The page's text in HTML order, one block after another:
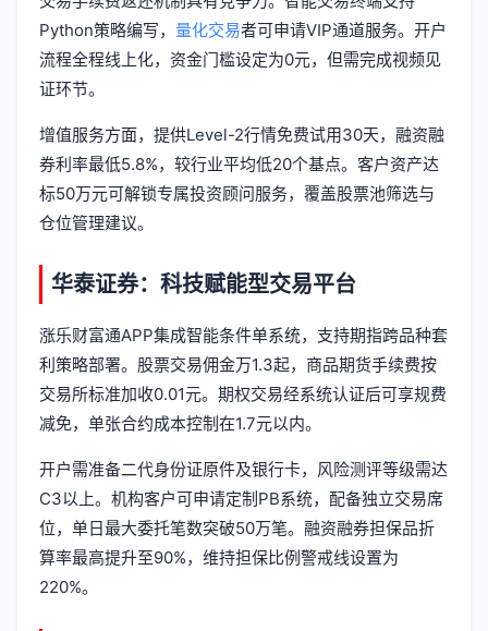
Python策略编写， 量化交易者可申请VIP通道服务。开户
流程全程线上化，资金门槛设定为0元，但需完成视频见
证环节。
增值服务方面，提供Level-2行情免费试用30天，融资融
券利率最低5.8%，较行业平均低20个基点。客户资产达
标50万元可解锁专属投资顾问服务，覆盖股票池筛选与
仓位管理建议。
华泰证券：科技赋能型交易平台
涨乐财富通APP集成智能条件单系统，支持期指跨品种套
利策略部署。股票交易佣金万1.3起，商品期货手续费按
交易所标准加收0.01元。期权交易经系统认证后可享规费
减免，单张合约成本控制在1.7元以内。
开户需准备二代身份证原件及银行卡，风险测评等级需达
C3以上。机构客户可申请定制PB系统，配备独立交易席
位，单日最大委托笔数突破50万笔。融资融券担保品折
算率最高提升至90%，维持担保比例警戒线设置为
220%。